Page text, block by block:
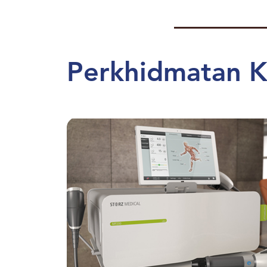
Perkhidmatan